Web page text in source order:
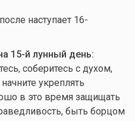
наступает 16-
15-й лунный день:
соберитесь с духом,
укреплять
в это время защищать
быть борцом